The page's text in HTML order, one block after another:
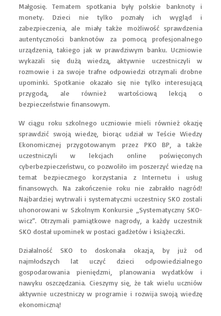
Małgosię. Tematem spotkania były polskie banknoty i
monety. Dzieci nie tylko poznały ich wygląd i
zabezpieczenia, ale miały także możliwość sprawdzenia
autentyczności banknotów za pomocą profesjonalnego
urządzenia, takiego jak w prawdziwym banku. Uczniowie
wykazali się dużą wiedzą, aktywnie uczestniczyli w
rozmowie i za swoje trafne odpowiedzi otrzymali drobne
upominki. Spotkanie okazało się nie tylko interesującą
przygodą, ale również wartościową lekcją o
bezpieczeństwie finansowym.
W ciągu roku szkolnego uczniowie mieli również okazję
sprawdzić swoją wiedzę, biorąc udział w Teście Wiedzy
Ekonomicznej przygotowanym przez PKO BP, a także
uczestniczyli w lekcjach online poświęconych
cyberbezpieczeństwu, co pozwoliło im poszerzyć wiedzę na
temat bezpiecznego korzystania z Internetu i usług
finansowych. Na zakończenie roku nie zabrakło nagród!
Najbardziej wytrwali i systematyczni uczestnicy SKO zostali
uhonorowani w Szkolnym Konkursie „Systematyczny SKO-
wicz”. Otrzymali pamiątkowe nagrody, a każdy uczestnik
SKO dostał upominek w postaci gadżetów i książeczki.
Działalność SKO to doskonała okazja, by już od
najmłodszych lat uczyć dzieci odpowiedzialnego
gospodarowania pieniędzmi, planowania wydatków i
nawyku oszczędzania. Cieszymy się, że tak wielu uczniów
aktywnie uczestniczy w programie i rozwija swoją wiedzę
ekonomiczną!